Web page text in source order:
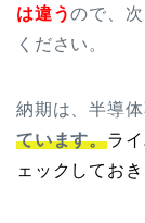
は違うので、
ください。
納期は、半導
ています。ラ
ェックしておき